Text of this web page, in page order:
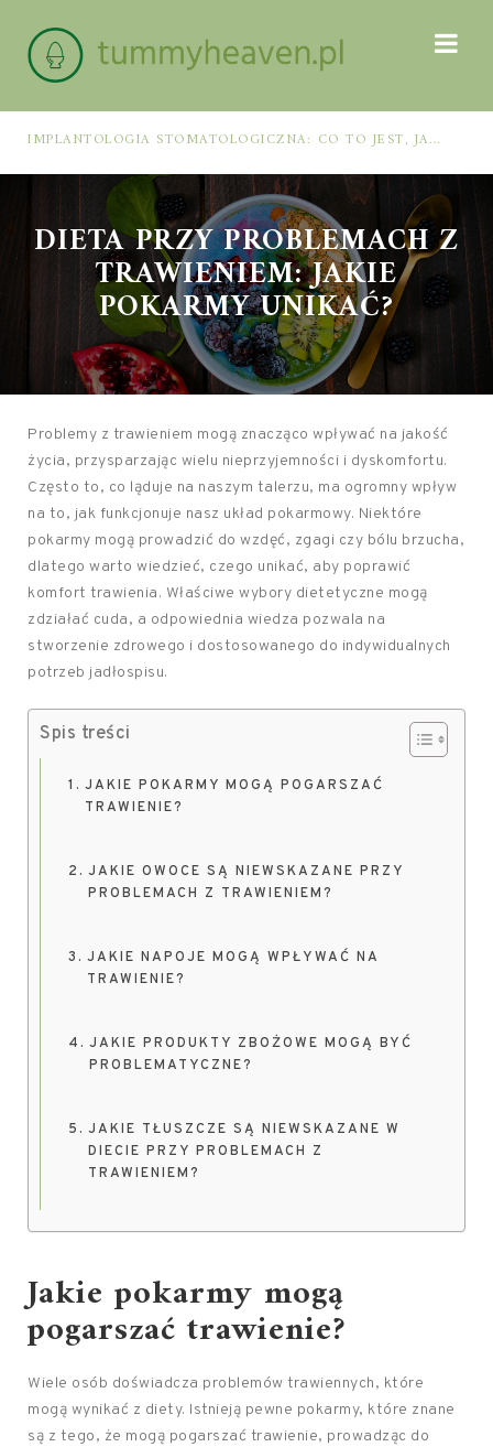
IMPLANTOLOGIA STOMATOLOGICZNA: CO TO JEST, JAK WYGLĄDA PROCES IMPLANTACJI I GOJENIA ORAZ DLA KOGO MA ZASTOSOWANIE
DIETA PRZY PROBLEMACH Z
TRAWIENIEM: JAKIE
POKARMY UNIKAĆ?
Problemy z trawieniem mogą znacząco wpływać na jakość
życia, przysparzając wielu nieprzyjemności i dyskomfortu.
Często to, co ląduje na naszym talerzu, ma ogromny wpływ
na to, jak funkcjonuje nasz układ pokarmowy. Niektóre
pokarmy mogą prowadzić do wzdęć, zgagi czy bólu brzucha,
dlatego warto wiedzieć, czego unikać, aby poprawić
komfort trawienia. Właściwe wybory dietetyczne mogą
zdziałać cuda, a odpowiednia wiedza pozwala na
stworzenie zdrowego i dostosowanego do indywidualnych
potrzeb jadłospisu.
Spis treści
JAKIE POKARMY MOGĄ POGARSZAĆ
TRAWIENIE?
JAKIE OWOCE SĄ NIEWSKAZANE PRZY
PROBLEMACH Z TRAWIENIEM?
JAKIE NAPOJE MOGĄ WPŁYWAĆ NA
TRAWIENIE?
JAKIE PRODUKTY ZBOŻOWE MOGĄ BYĆ
PROBLEMATYCZNE?
JAKIE TŁUSZCZE SĄ NIEWSKAZANE W
DIECIE PRZY PROBLEMACH Z
TRAWIENIEM?
Jakie pokarmy mogą
pogarszać trawienie?
Wiele osób doświadcza problemów trawiennych, które
mogą wynikać z diety. Istnieją pewne pokarmy, które znane
są z tego, że mogą pogarszać trawienie, prowadząc do